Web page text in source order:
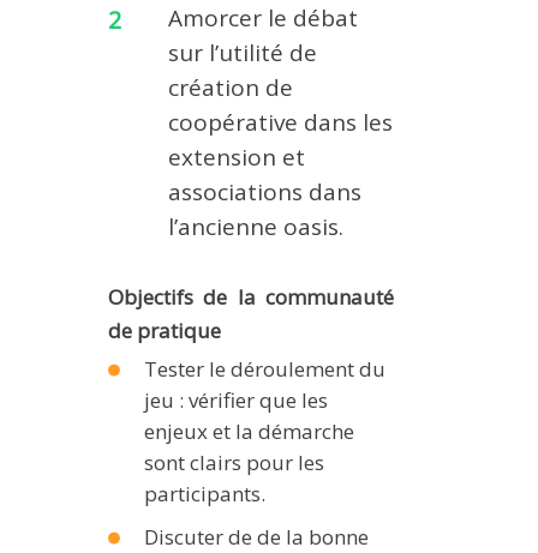
Amorcer le débat
sur l’utilité de
création de
coopérative dans les
extension et
associations dans
l’ancienne oasis.
Objectifs de la communauté
de pratique
Tester le déroulement du
jeu : vérifier que les
enjeux et la démarche
sont clairs pour les
participants.
Discuter de de la bonne